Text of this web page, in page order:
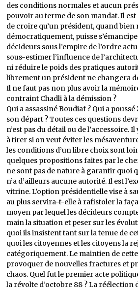
des conditions normales et aucun
pouvoir au terme de son mandat. Il
de croire qu’un président, quand bien
démocratiquement, puisse
décideurs sous l’empire de l’ordre
sous-estimer l’influence de
ni réduire le poids des pratiques
librement un président ne changera
Il ne faut pas non plus avoir la
contraint Chadli à la démission ?
Qui a assassiné Boudiaf ? Qui a
son départ ? Toutes ces questions
n’est pas du détail ou de l’accessoire.
à tirer si on veut éviter les
les conditions d’un libre choix sont
quelques propositions faites par le
ne sont pas de nature à garantir quoi
n’a d’ailleurs aucune autorité. Il est
vitrine. L’option présidentielle vise à
au plus servira-t-elle à rafistoler la
moyen par lequel les décideurs
main la situation et peser sur les
quoi ils insistent tant sur la tenue de
quoi les citoyennes et les citoyens la
catégoriquement. Le maintien de
provoquer de nouvelles fractures et
chaos. Quel fut le premier acte
la révolte d’octobre 88 ? La réélection